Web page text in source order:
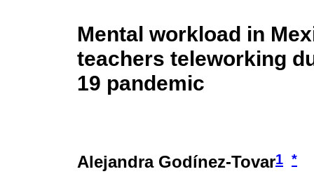
Mental workload in
teachers teleworking
19 pandemic
Alejandra Godínez-Tovar1 *